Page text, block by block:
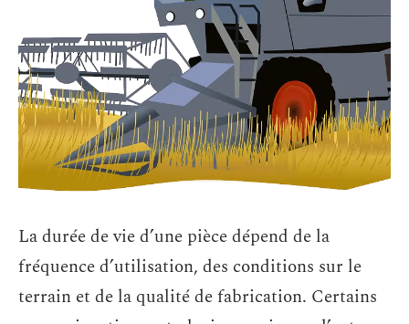
La durée de vie d’une pièce dépend de la
fréquence d’utilisation, des conditions sur le
terrain et de la qualité de fabrication. Certains